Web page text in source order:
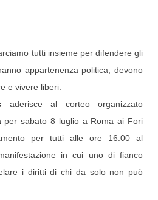
tutti insieme per difendere gli
appartenenza politica, devono
e vivere liberi.
aderisce al corteo organizzato
per sabato 8 luglio a Roma ai Fori
per tutti alle ore 16:00 al
in cui uno di fianco
i diritti di chi da solo non può